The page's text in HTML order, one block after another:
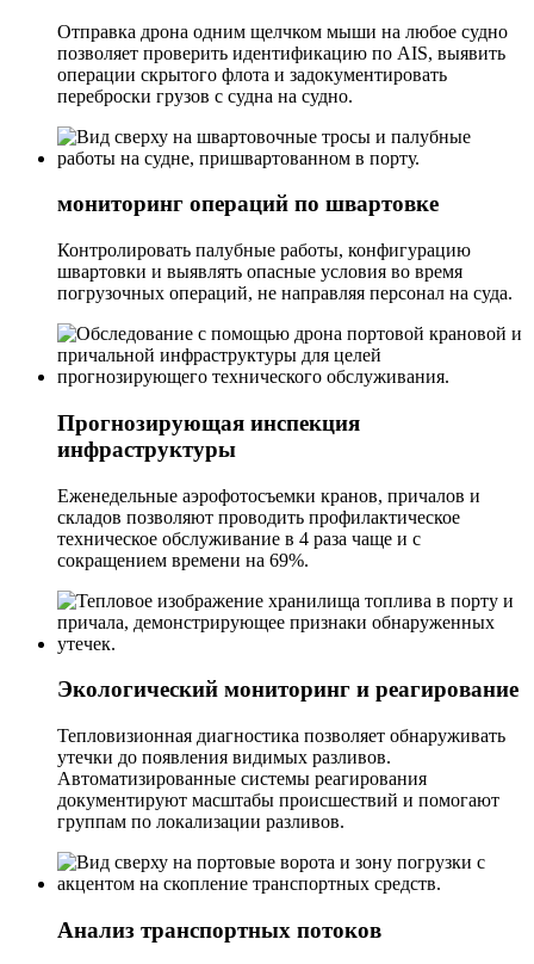
Отправка дрона одним щелчком мыши на любое судно
позволяет проверить идентификацию по AIS, выявить
операции скрытого флота и задокументировать
переброски грузов с судна на судно.
мониторинг операций по швартовке
Контролировать палубные работы, конфигурацию
швартовки и выявлять опасные условия во время
погрузочных операций, не направляя персонал на суда.
Прогнозирующая инспекция
инфраструктуры
Еженедельные аэрофотосъемки кранов, причалов и
складов позволяют проводить профилактическое
техническое обслуживание в 4 раза чаще и с
сокращением времени на 69%.
Экологический мониторинг и реагирование
Тепловизионная диагностика позволяет обнаруживать
утечки до появления видимых разливов.
Автоматизированные системы реагирования
документируют масштабы происшествий и помогают
группам по локализации разливов.
Анализ транспортных потоков